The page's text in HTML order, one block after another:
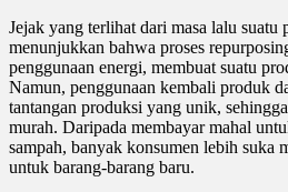
Jejak yang terlihat dari masa lalu suatu
menunjukkan bahwa proses
penggunaan energi, membuat suatu
Namun, penggunaan kembali produk
tantangan produksi yang unik,
murah. Daripada membayar mahal
sampah, banyak konsumen lebih suka
untuk barang-barang baru.